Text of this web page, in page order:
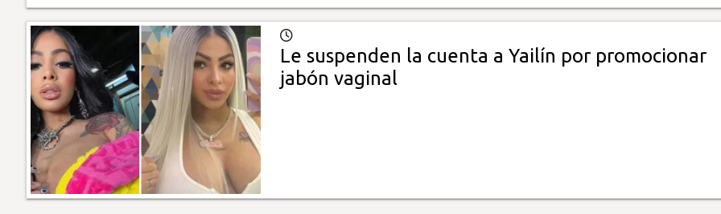
Le suspenden la cuenta a Yailín por promocionar
jabón vaginal